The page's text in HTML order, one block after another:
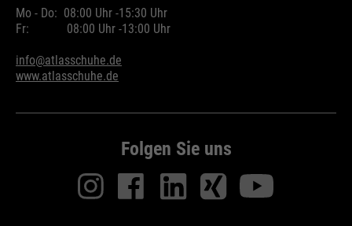
Mo - Do: 08:00 Uhr -15:30 Uhr
Fr:
08:00 Uhr -13:00 Uhr
info@atlasschuhe.de
www.atlasschuhe.de
Folgen Sie uns